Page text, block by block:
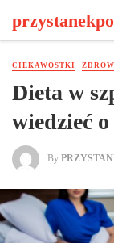
CIEKAWOSTKI
Dieta w
wiedzieć
By